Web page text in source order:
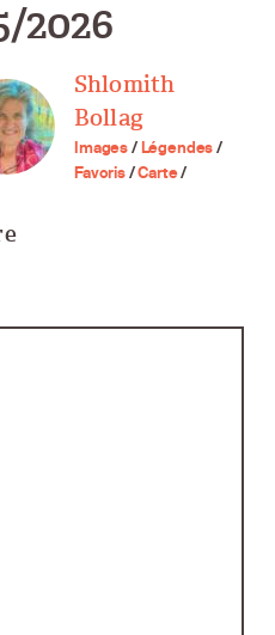
2026
Shlomith
Bollag
Images/Légendes/
Favoris/Carte/